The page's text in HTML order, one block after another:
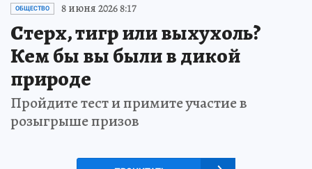
ОБЩЕСТВО 8 июня 2026 8:17
Стерх, тигр или выхухоль?
Кем бы вы были в дикой
природе
Пройдите тест и примите участие в
розыгрыше призов